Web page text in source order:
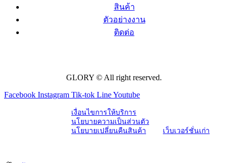
สินค้า
ตัวอย่างงาน
ติดต่อ
GLORY © All right reserved.
Facebook Instagram Tik-tok LineYoutube
เงื่อนไขการให้บริการ
นโยบายความเป็นส่วนตัว
นโยบายเปลี่ยนคืนสินค้า
เว็บเวอร์ชั่นเก่า